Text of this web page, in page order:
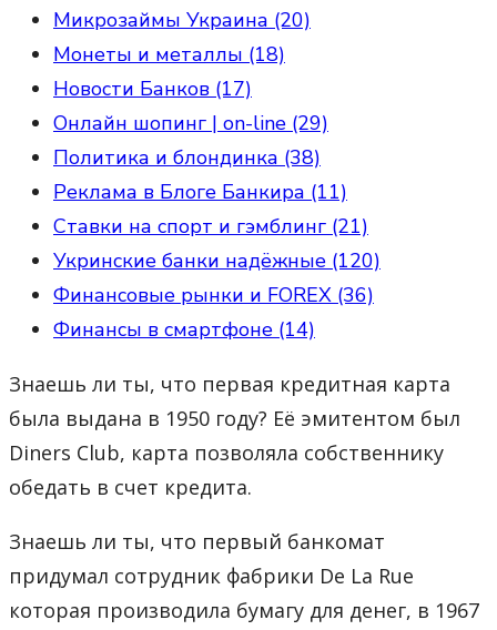
Микрозаймы Украина (20)
Монеты и металлы (18)
Новости Банков (17)
Онлайн шопинг | on-line (29)
Политика и блондинка (38)
Реклама в Блоге Банкира (11)
Ставки на спорт и гэмблинг (21)
Укринские банки надёжные (120)
Финансовые рынки и FOREX (36)
Финансы в смартфоне (14)
Знаешь ли ты, что первая кредитная карта
была выдана в 1950 году? Её эмитентом был
Diners Club, карта позволяла собственнику
обедать в счет кредита.
Знаешь ли ты, что первый банкомат
придумал сотрудник фабрики De La Rue
которая производила бумагу для денег, в 1967